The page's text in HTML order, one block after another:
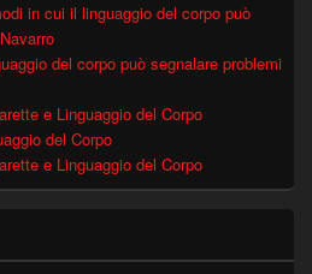
in cui il linguaggio del corpo può
del corpo può segnalare problemi
e Linguaggio del Corpo
del Corpo
e Linguaggio del Corpo